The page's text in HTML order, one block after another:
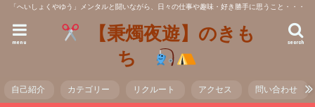
「へいしょくやゆう」メンタルと闘いながら、日々の仕事や趣味・好き勝手に思うこと・・・
【秉燭夜遊】のきも
ち
search
menu
自己紹介 カテゴリー リクルート アクセス 問い合わせ